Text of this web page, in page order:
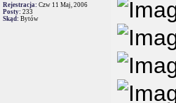
Rejestracja: Czw 11 Maj, 2006
Posty: 233
Skąd: Bytów